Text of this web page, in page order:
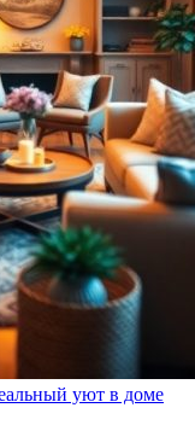
уют в доме